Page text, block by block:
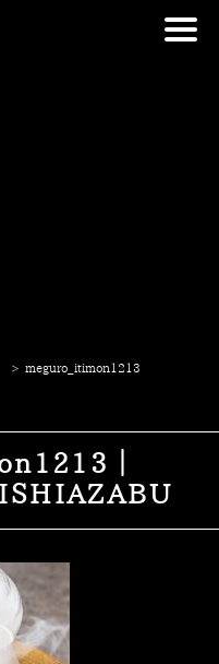
>meguro_itimon1213
｜